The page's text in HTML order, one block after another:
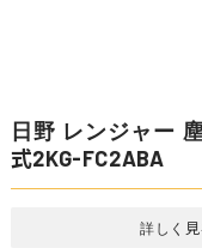
日野 レンジャー
式2KG-FC2ABA